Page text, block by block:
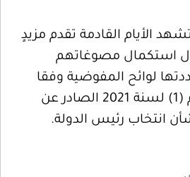
الأيام القادمة تقدم مزيدٍ
استكمال مصوغاتهم
لوائح المفوضية وفقا
لمواد القانون رقم (1) لسنة 2021 الصادر عن
انتخاب رئيس الدولة.